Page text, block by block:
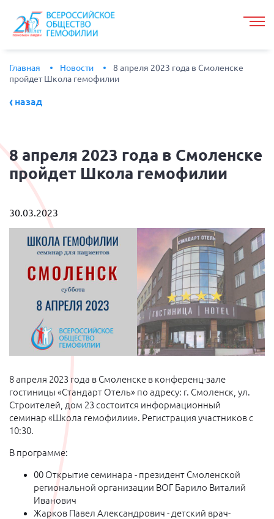
Главная Новости
8 апреля 2023 года в Смоленске
пройдет Школа гемофилии
назад
8 апреля 2023 года в Смоленске
пройдет Школа гемофилии
30.03.2023
8 апреля 2023 года в Смоленске в конференц-зале
гостиницы «Стандарт Отель» по адресу: г. Смоленск, ул.
Строителей, дом 23 состоится информационный
семинар «Школа гемофилии». Регистрация участников с
10:30.
В программе:
00 Открытие семинара - президент Смоленской
региональной организации ВОГ Барило Виталий
Иванович
Жарков Павел Александрович - детский врач-